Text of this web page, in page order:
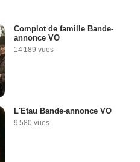
Complot de famille Bande-
annonce VO
14 189 vues
L'Etau Bande-annonce VO
9 580 vues